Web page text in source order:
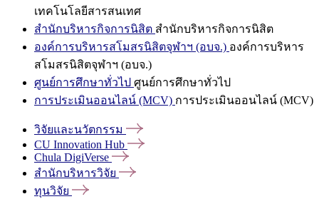
เทคโนโลยีสารสนเทศ
สำนักบริหารกิจการนิสิต สำนักบริหารกิจการนิสิต
องค์การบริหารสโมสรนิสิตจุฬาฯ (อบจ.) องค์การบริหาร
สโมสรนิสิตจุฬาฯ (อบจ.)
ศูนย์การศึกษาทั่วไป ศูนย์การศึกษาทั่วไป
การประเมินออนไลน์ (MCV) การประเมินออนไลน์ (MCV)
วิจัยและนวัตกรรม
CU Innovation Hub
Chula DigiVerse
สำนักบริหารวิจัย
ทุนวิจัย